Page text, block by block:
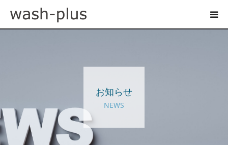
お知らせ
NEWS
お知らせ